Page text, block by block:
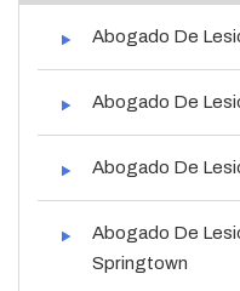
Abogado De
Abogado De
Abogado De
Abogado De
Springtown